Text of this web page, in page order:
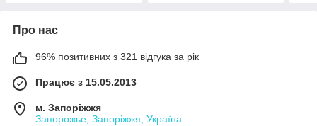
Про нас
96% позитивних з 321 відгука за рік
Працює з 15.05.2013
м. Запоріжжя
Запорожье, Запоріжжя, Україна